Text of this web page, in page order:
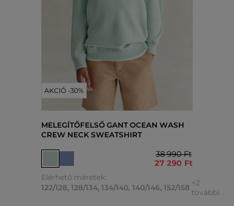
AKCIÓ -30%
MELEGÍTŐFELSŐ GANT OCEAN WASH
CREW NECK SWEATSHIRT
38 990 Ft
27 290 Ft
Elérhető méretek:
122/128, 128/134, 134/140, 140/146, 152/158
+2
további